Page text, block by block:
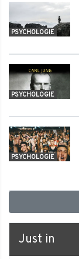
PSYCHOLOGIE
PSYCHOLOGIE
PSYCHOLOGIE
Just in